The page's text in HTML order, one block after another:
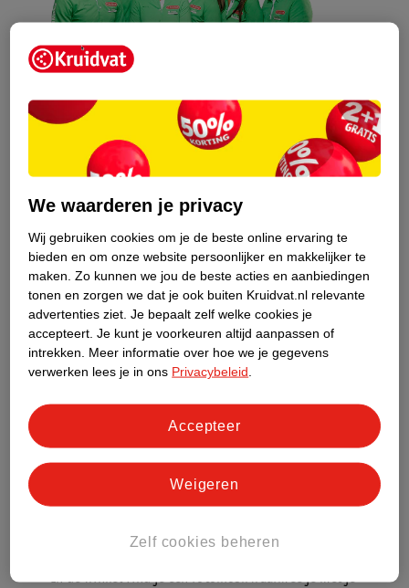
Kruidvat is een erkend specialist in
zelfzorg, ook online. Wat je
gezondheidsvraag ook is, stel hem aan
Stel je gezondheidsvraag
Ook in deze winkel
Kruidvat.nl ophaalpunt
Laat je bestelling snel en gemakkelijk bezorgen in de
Kruidvat is een gecertificeerd drogist. Dit betekent dat je
In de winkel vind je een fotokiosk waarmee je met je
We waarderen je privacy
Wij gebruiken cookies om je de beste online ervaring te
bieden en om onze website persoonlijker en makkelijker te
maken. Zo kunnen we jou de beste acties en aanbiedingen
tonen en zorgen we dat je ook buiten Kruidvat.nl relevante
advertenties ziet. Je bepaalt zelf welke cookies je
accepteert. Je kunt je voorkeuren altijd aanpassen of
intrekken.
Meer informatie over hoe we je gegevens
verwerken lees je in ons Privacybeleid
Zelf cookies beheren
Weigeren
Accepteer